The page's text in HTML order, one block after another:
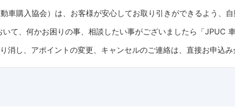
車購入協会）は、お客様が安心してお取り引きができるよう、
いて、何かお困りの事、相談したい事がございましたら「JPUC
消し、アポイントの変更、キャンセルのご連絡は、直接お申込み